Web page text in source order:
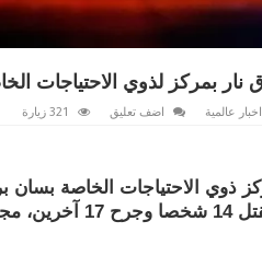
اخبار عالمية اضف تعليق 321 زيارة
ذوي الاحتياجات الخاصة بسان